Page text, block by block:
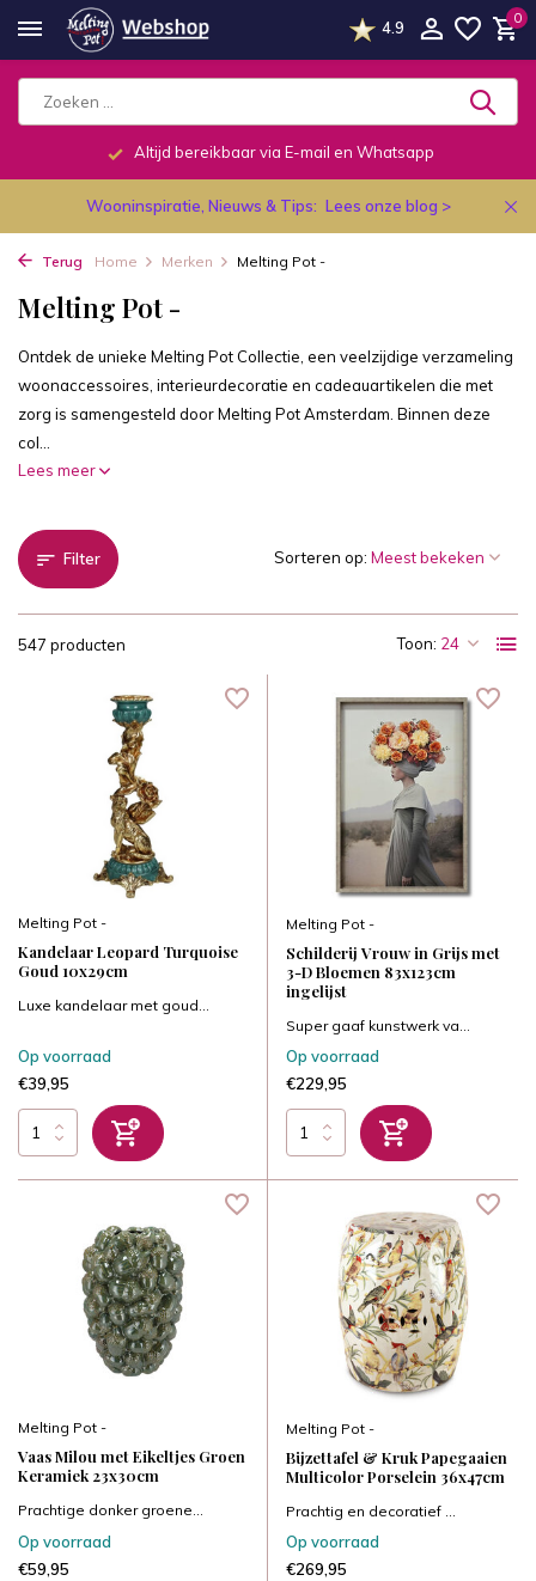
4.9
0
Telefonisch dagelijks van 9.00 tot 19.00u.
Wooninspiratie, Nieuws & Tips: Lees onze blog >
Terug Home Merken Melting Pot -
Melting Pot -
Ontdek de unieke Melting Pot Collectie, een veelzijdige verzameling
woonaccessoires, interieurdecoratie en cadeauartikelen die met
zorg is samengesteld door Melting Pot Amsterdam. Binnen deze
col...
Lees meer
Filter
547 producten Toon:
Sorteren op:
Melting Pot -
Kandelaar Leopard Turquoise
Goud 10x29cm
Luxe kandelaar met goud...
Op voorraad
€39,95
Melting Pot -
Schilderij Vrouw in Grijs met
3-D Bloemen 83x123cm
ingelijst
Super gaaf kunstwerk va...
Op voorraad
€229,95
Melting Pot -
Vaas Milou met Eikeltjes Groen
Keramiek 23x30cm
Prachtige donker groene...
Op voorraad
€59,95
Melting Pot -
Bijzettafel & Kruk Papegaaien
Multicolor Porselein 36x47cm
Prachtig en decoratief ...
Op voorraad
€269,95